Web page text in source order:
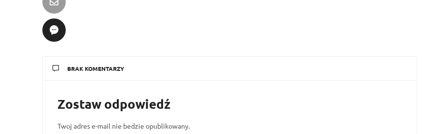
BRAK KOMENTARZY
Zostaw odpowiedź
Twoj adres e-mail nie bedzie opublikowany.